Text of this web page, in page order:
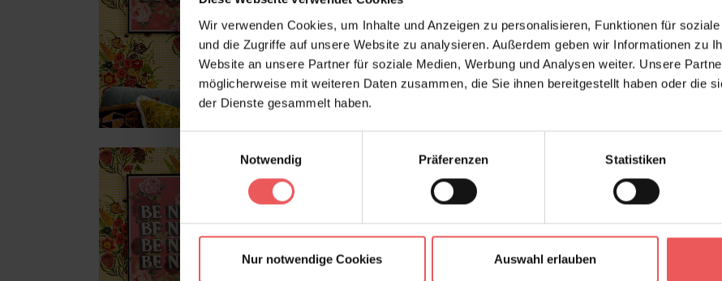
Wir verwenden Cookies, um Inhalte und Anzeigen zu personalisieren, Funktionen für
und die Zugriffe auf unsere Website zu analysieren. Außerdem geben wir Informationen zu
Website an unsere Partner für soziale Medien, Werbung und Analysen weiter. Unsere
möglicherweise mit weiteren Daten zusammen, die Sie ihnen bereitgestellt haben oder die
der Dienste gesammelt haben.
Notwendig
Präferenzen Statistiken
Nur notwendige Cookies Auswahl erlauben